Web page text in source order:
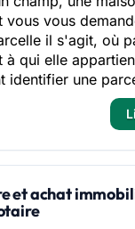
vous vous
il s'agit, où
à qui elle
identifier une
et achat